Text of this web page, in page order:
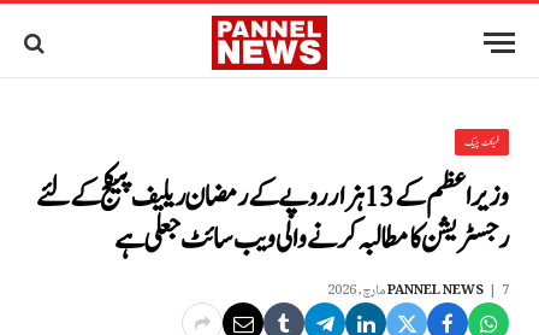
فیکٹ چیک
وزیراعظم کے 13ہزار روپے کے رمضان ریلیف پیکج کےلئے
رجسٹریشن کا مطالبہ کرنے والی ویب سائٹ جعلی ہے
PANNEL NEWS 7 مارچ, 2026